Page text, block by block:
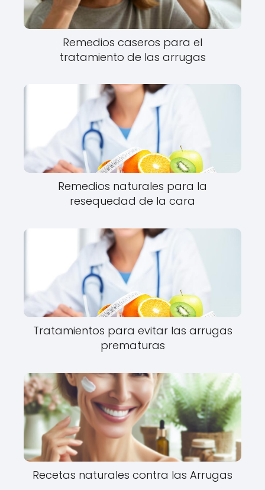
Remedios caseros para el
tratamiento de las arrugas
Remedios naturales para la
resequedad de la cara
Tratamientos para evitar las arrugas
prematuras
Recetas naturales contra las Arrugas